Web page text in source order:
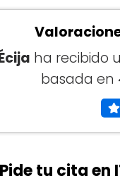
ha recibido
basada en
tu cita en